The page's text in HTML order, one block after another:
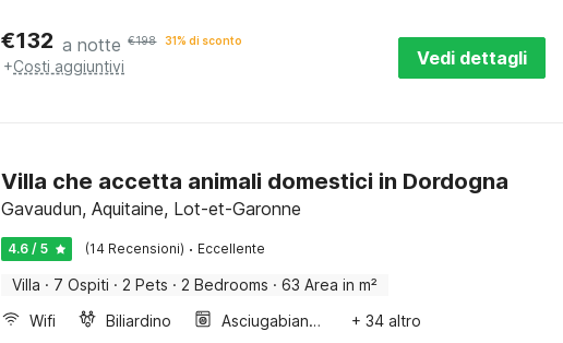
€132 a notte €198 31% di sconto
+Costi aggiuntivi Vedi dettagli
Villa che accetta animali domestici in Dordogna
Gavaudun, Aquitaine, Lot-et-Garonne
4.6 / 5 (14 Recensioni) · Eccellente
Villa · 7 Ospiti · 2 Pets · 2 Bedrooms · 63 Area in m²
Wifi
Biliardino Asciugabiancheria
+ 34 altro